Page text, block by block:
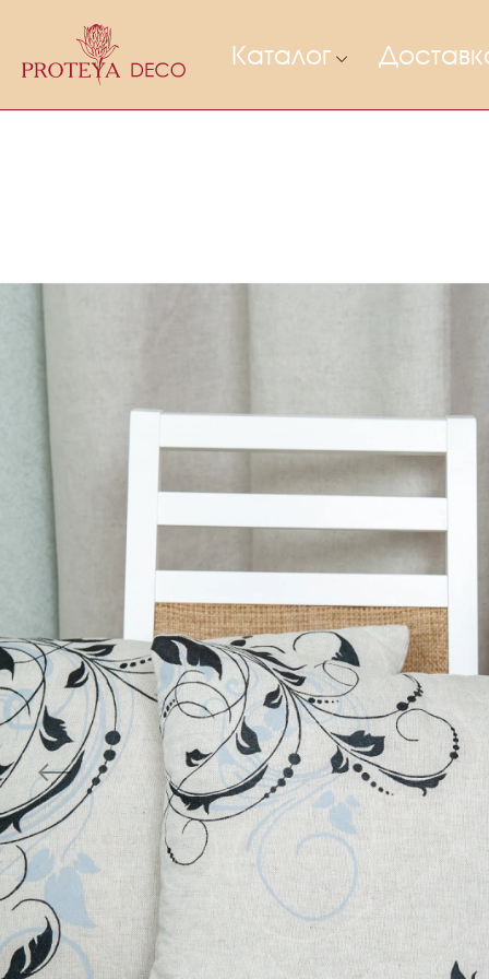
Каталог